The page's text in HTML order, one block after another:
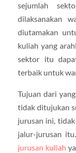
sejumlah
dilaksanakan
diutamakan
kuliah yang
sektor itu
terbaik untuk
Tujuan dari
tidak ditujukan
jurusan ini,
jalur-jurusan
jurusan kuliah